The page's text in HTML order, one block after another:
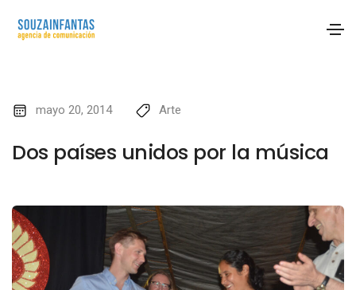
mayo 20, 2014 Arte
Dos países unidos por la música